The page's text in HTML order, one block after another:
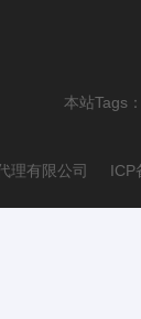
本站Tags
理有限公司 ICP